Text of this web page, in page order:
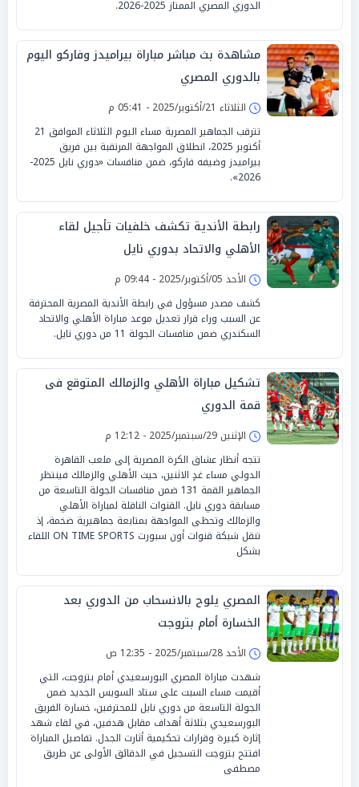
الدوري المصري الممتاز 2025-2026.
مشاهدة بث مباشر مباراة بيراميدز وفاركو اليوم
بالدوري المصري
الثلاثاء 21/أكتوبر/2025 - 05:41 م
تترقب الجماهير المصرية مساء اليوم الثلاثاء الموافق 21
أكتوبر 2025، انطلاق المواجهة المرتقبة بين فريق
بيراميدز وضيفه فاركو، ضمن منافسات «دوري نايل 2025-
2026».
رابطة الأندية تكشف خلفيات تأجيل لقاء
الأهلي والاتحاد بدوري نايل
الأحد 05/أكتوبر/2025 - 09:44 م
كشف مصدر مسؤول في رابطة الأندية المصرية المحترفة
عن السبب وراء قرار تعديل موعد مباراة الأهلي والاتحاد
السكندري ضمن منافسات الجولة 11 من دوري نايل.
تشكيل مباراة الأهلي والزمالك المتوقع فى
قمة الدوري
الإثنين 29/سبتمبر/2025 - 12:12 م
تتجه أنظار عشاق الكرة المصرية إلى ملعب القاهرة
الدولي مساء غدٍ الاثنين، حيث الأهلي والزمالك فينتظر
الجماهير القمة 131 ضمن منافسات الجولة التاسعة من
مسابقة دوري نايل. القنوات الناقلة لمباراة الأهلي
والزمالك وتحظى المواجهة بمتابعة جماهيرية ضخمة، إذ
تنقل شبكة قنوات أون سبورت ON TIME SPORTS اللقاء
بشكل
المصري يلوح بالانسحاب من الدوري بعد
الخسارة أمام بتروجت
الأحد 28/سبتمبر/2025 - 12:35 ص
شهدت مباراة المصري البورسعيدي أمام بتروجت، التي
أقيمت مساء السبت على ستاد السويس الجديد ضمن
الجولة التاسعة من دوري نايل للمحترفين، خسارة الفريق
البورسعيدي بثلاثة أهداف مقابل هدفين، في لقاء شهد
إثارة كبيرة وقرارات تحكيمية أثارت الجدل. تفاصيل المباراة
افتتح بتروجت التسجيل في الدقائق الأولى عن طريق
مصطفى